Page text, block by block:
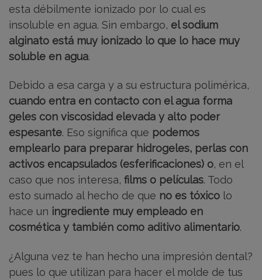
esta débilmente ionizado por lo cual es
insoluble en agua. Sin embargo, el sodium
alginato está muy ionizado lo que lo hace muy
soluble en agua.
Debido a esa carga y a su estructura polimérica,
cuando entra en contacto con el agua forma
geles con viscosidad elevada y alto poder
espesante. Eso significa que podemos
emplearlo para preparar hidrogeles, perlas con
activos encapsulados (esferificaciones) o, en el
caso que nos interesa, films o películas. Todo
esto sumado al hecho de que no es tóxico lo
hace un ingrediente muy empleado en
cosmética y también como aditivo alimentario.
¿Alguna vez te han hecho una impresión dental?
pues lo que utilizan para hacer el molde de tus